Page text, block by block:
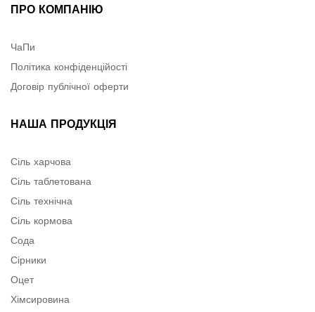
ПРО КОМПАНІЮ
ЧаПи
Політика конфіденційості
Договір публічної оферти
НАША ПРОДУКЦІЯ
Сіль харчова
Сіль таблетована
Сіль технічна
Сіль кормова
Сода
Сірники
Оцет
Хімсировина